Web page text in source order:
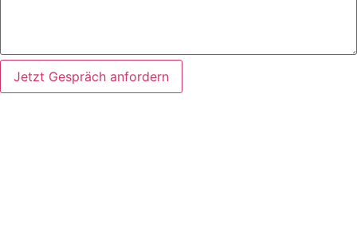
Jetzt Gespräch anfordern